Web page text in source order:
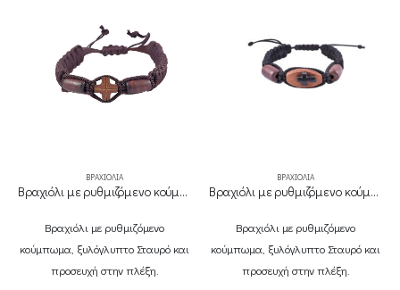
Βραχιόλι με ρυθμιζόμενο κούμπωμα
Σταυρό και
Βραχιόλι με ρυθμιζόμενο κούμπωμα
Βραχιόλι με ρυθμιζόμενο
κούμπωμα, ξυλόγλυπτο Σταυρό και
προσευχή στην πλέξη.
Βραχιόλι με
κούμπωμα,
προσευχή στην